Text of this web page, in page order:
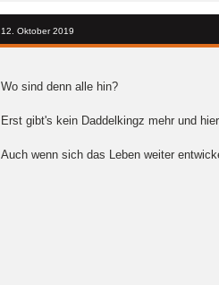
12. Oktober 2019
Wo sind denn alle hin?
Erst gibt's kein Daddelkingz mehr und
Auch wenn sich das Leben weiter